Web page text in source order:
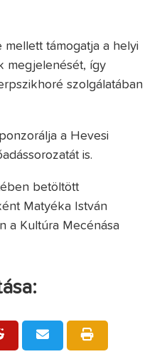
támogatja a helyi
megjelenését, így
szolgálatában
a Hevesi
is.
betöltött
Matyéka István
a Kultúra Mecénása